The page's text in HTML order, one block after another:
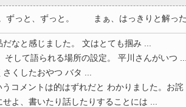
と、ずっと。 まぁ、はっきりと解った
なと感じました。 文はとても掴み ...
して語られる場所の設定。 平川さんがいつ
くしたおやつ バタ ...
コメントは的はずれだと わかりました。お詫
よ、書いたり話したりすることには ...